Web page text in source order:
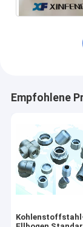
Empfohlene